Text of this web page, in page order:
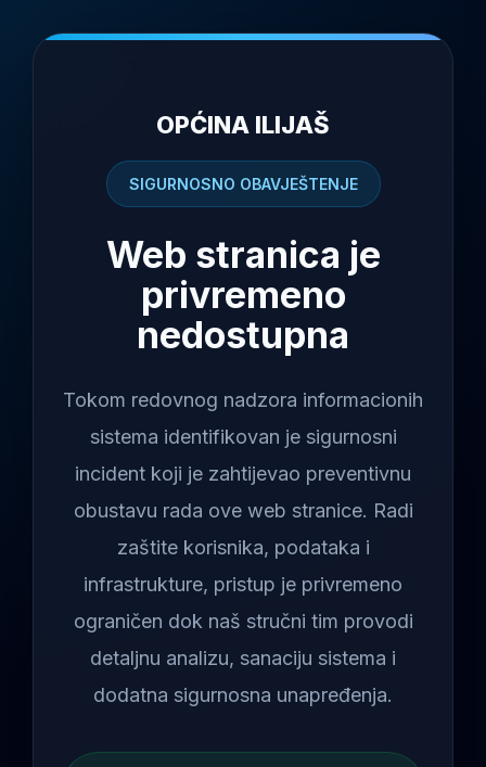
OPĆINA ILIJAŠ
SIGURNOSNO OBAVJEŠTENJE
Web stranica je
privremeno
nedostupna
Tokom redovnog nadzora informacionih
sistema identifikovan je sigurnosni
incident koji je zahtijevao preventivnu
obustavu rada ove web stranice. Radi
zaštite korisnika, podataka i
infrastrukture, pristup je privremeno
ograničen dok naš stručni tim provodi
detaljnu analizu, sanaciju sistema i
dodatna sigurnosna unapređenja.